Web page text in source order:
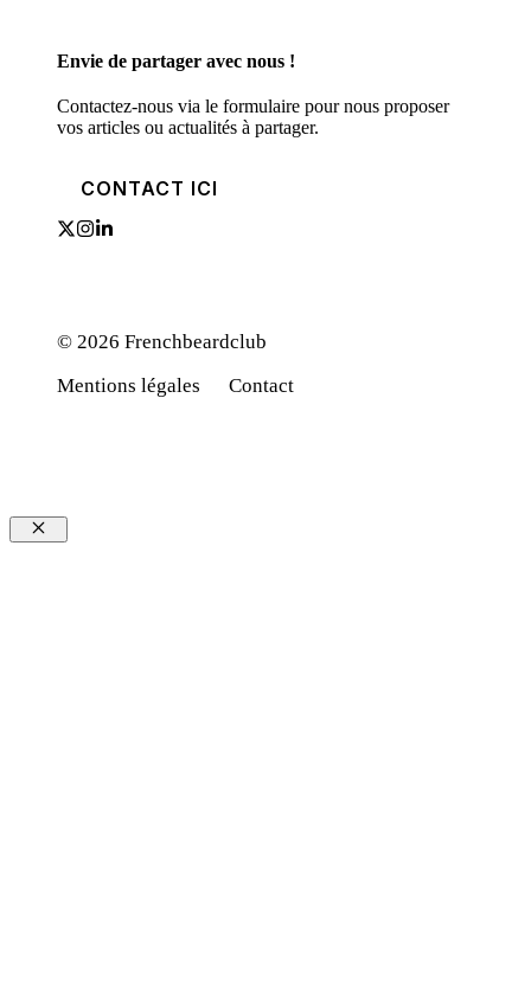
Envie de partager avec nous !
Contactez-nous via le formulaire pour nous proposer
vos articles ou actualités à partager.
CONTACT ICI
© 2026 Frenchbeardclub
Mentions légales
Contact
Fermer